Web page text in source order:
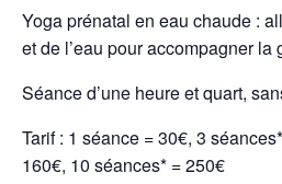
Yoga prénatal en eau chaude :
et de l’eau pour accompagner la
Séance d’une heure et quart,
Tarif : 1 séance = 30€, 3
160€, 10 séances* = 250€